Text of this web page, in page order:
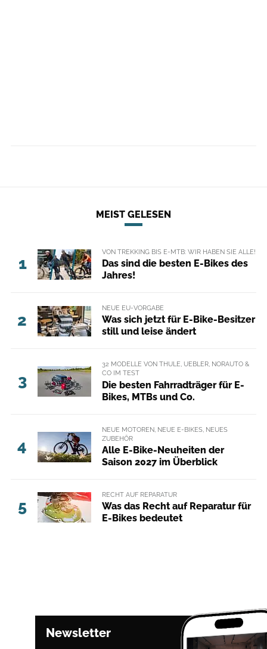
MEIST GELESEN
1
VON TREKKING BIS E-MTB: WIR HABEN SIE ALLE!
Das sind die besten E-Bikes des
Jahres!
2
NEUE EU-VORGABE
Was sich jetzt für E-Bike-Besitzer
still und leise ändert
3
32 MODELLE VON THULE, UEBLER, NORAUTO &
CO IM TEST
Die besten Fahrradträger für E-
Bikes, MTBs und Co.
4
NEUE MOTOREN, NEUE E-BIKES, NEUES
ZUBEHÖR
Alle E-Bike-Neuheiten der
Saison 2027 im Überblick
5
RECHT AUF REPARATUR
Was das Recht auf Reparatur für
E-Bikes bedeutet
Newsletter